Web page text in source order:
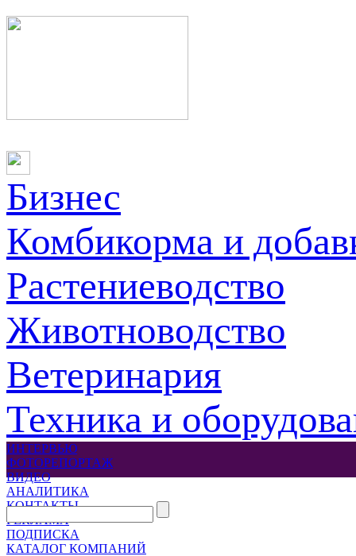
Бизнес
Комбикорма и
Растениеводство
Животноводство
Ветеринария
Техника и
ИНТЕРВЬЮ
ФОТОРЕПОРТАЖ
ВИДЕО
АНАЛИТИКА
КОНТАКТЫ
РЕКЛАМА
ПОДПИСКА
КАТАЛОГ КОМПАНИЙ